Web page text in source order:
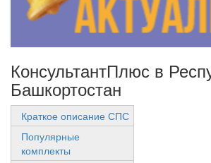
КонсультантПлюс в
Башкортостан
Краткое описание СПС
Популярные
комплекты